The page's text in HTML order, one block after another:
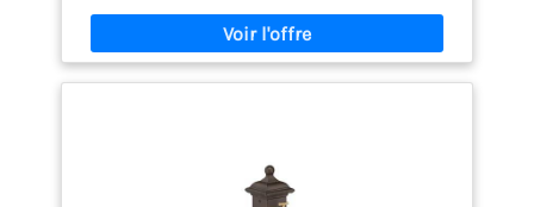
comme emplacement de lavage après le jardinage,
pompe à eau pour arrosage ou puit Détails : avec
raccordement de l'eau 3/4 pouces - Dimensions du
bac H x D : env. 5 x 20 cm